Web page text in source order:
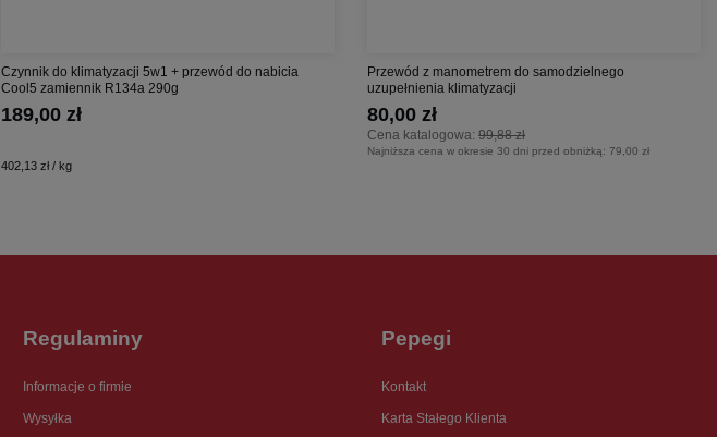
Czynnik do klimatyzacji 5w1 + przewód do nabicia
Cool5 zamiennik R134a 290g
189,00 zł
402,13 zł / kg
Przewód z manometrem do samodzielnego
uzupełnienia klimatyzacji
Cena katalogowa: 99,88 zł
80,00 zł
Najniższa cena w okresie 30 dni przed obniżką: 79,00 zł
Regulaminy
Informacje o firmie
Wysyłka
Pepegi
Kontakt
Karta Stałego Klienta